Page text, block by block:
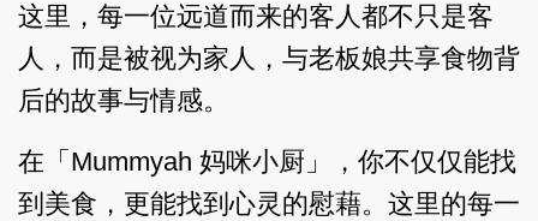
这里，每一位远道而来的客人都不只是客
人，而是被视为家人，与老板娘共享食物背
后的故事与情感。
在「Mummyah 妈咪小厨」，你不仅仅能找
到美食，更能找到心灵的慰藉。这里的每一